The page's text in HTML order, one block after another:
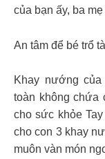
của bạn ấy, ba
An tâm để bé trổ
Khay nướng
toàn không chứa
cho sức khỏe
cho con 3 khay
muôn vàn món